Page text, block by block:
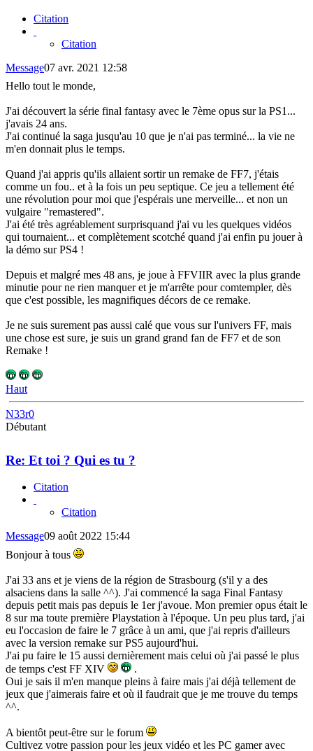
Citation
Citation
Message07 avr. 2021 12:58
Hello tout le monde,
J'ai découvert la série final fantasy avec le 7ème opus sur la PS1...
j'avais 24 ans.
J'ai continué la saga jusqu'au 10 que je n'ai pas terminé... la vie ne
m'en donnait plus le temps.
Quand j'ai appris qu'ils allaient sortir un remake de FF7, j'étais
comme un fou.. et à la fois un peu septique. Ce jeu a tellement été
une révolution pour moi que j'espérais une merveille... et non un
vulgaire "remastered".
J'ai été très agréablement surprisquand j'ai vu les quelques vidéos
qui tournaient... et complètement scotché quand j'ai enfin pu jouer à
la démo sur PS4 !
Depuis et malgré mes 48 ans, je joue à FFVIIR avec la plus grande
minutie pour ne rien manquer et je m'arrête pour comtempler, dès
que c'est possible, les magnifiques décors de ce remake.
Je ne suis surement pas aussi calé que vous sur l'univers FF, mais
une chose est sure, je suis un grand grand fan de FF7 et de son
Remake !
Haut
N33r0
Débutant
Re: Et toi ? Qui es tu ?
Citation
Citation
Message09 août 2022 15:44
Bonjour à tous
J'ai 33 ans et je viens de la région de Strasbourg (s'il y a des
alsaciens dans la salle ^^). J'ai commencé la saga Final Fantasy
depuis petit mais pas depuis le 1er j'avoue. Mon premier opus était le
8 sur ma toute première Playstation à l'époque. Un peu plus tard, j'ai
eu l'occasion de faire le 7 grâce à un ami, que j'ai repris d'ailleurs
avec la version remake sur PS5 aujourd'hui.
J'ai pu faire le 15 aussi dernièrement mais celui où j'ai passé le plus
de temps c'est FF XIV
.
Oui je sais il m'en manque pleins à faire mais j'ai déjà tellement de
jeux que j'aimerais faire et où il faudrait que je me trouve du temps
^^.
A bientôt peut-être sur le forum
Cultivez votre passion pour les jeux vidéo et les PC gamer avec